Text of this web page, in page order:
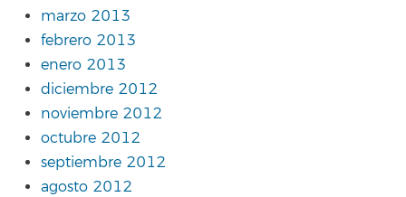
marzo 2013
febrero 2013
enero 2013
diciembre 2012
noviembre 2012
octubre 2012
septiembre 2012
agosto 2012